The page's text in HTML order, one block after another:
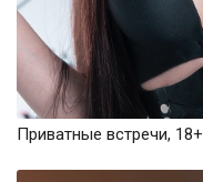
Приватные встречи, 18+